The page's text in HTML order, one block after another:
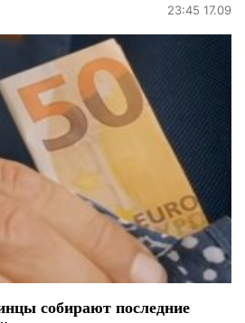
23:45 17.09
собирают последние